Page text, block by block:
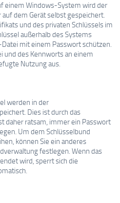
einem Windows-System wird der
dem Gerät selbst gespeichert.
und des privaten Schlüssels im
außerhalb des Systems
mit einem Passwort schützen.
und des Kennworts an einem
Nutzung aus.
werden in der
Dies ist durch das
daher ratsam, immer ein Passwort
Um dem Schlüsselbund
können Sie ein anderes
festlegen. Wenn das
wird, sperrt sich die